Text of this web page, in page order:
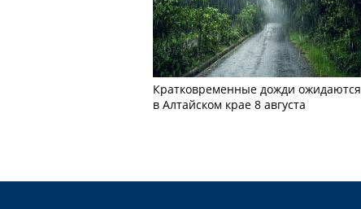
Кратковременные дожди ожидаются
в Алтайском крае 8 августа